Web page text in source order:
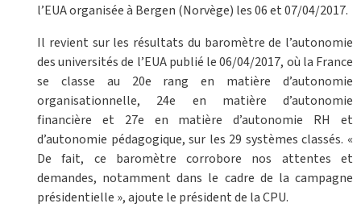
l’EUA organisée à Bergen (Norvège) les 06 et 07/04/2017.
Il revient sur les résultats du baromètre de l’autonomie
des universités de l’EUA publié le 06/04/2017, où la France
se classe au 20e rang en matière d’autonomie
organisationnelle, 24e en matière d’autonomie
financière et 27e en matière d’autonomie RH et
d’autonomie pédagogique, sur les 29 systèmes classés. «
De fait, ce baromètre corrobore nos attentes et
demandes, notamment dans le cadre de la campagne
présidentielle », ajoute le président de la CPU.